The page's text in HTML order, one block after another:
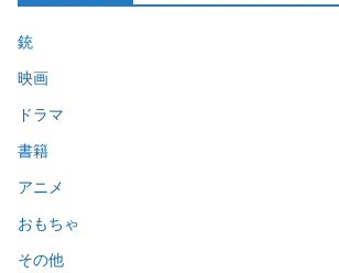
銃
映画
ドラマ
書籍
アニメ
おもちゃ
その他